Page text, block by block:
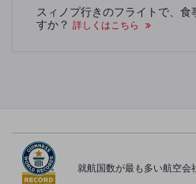
スィノプ行きのフライトで、食
すか？ 詳しくはこちら
就航国数が最も多い航空会